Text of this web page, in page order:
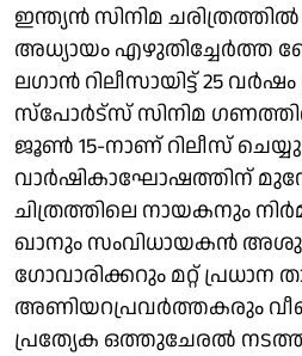
ഇന്ത്യന്‍ സിനിമ
അധ്യായം എഴുതിച്ചേര്‍ത്ത
ലഗാന്‍ റിലീസായിട്ട് 25
സ്പോര്‍ട്സ് സിനിമ
ജൂണ്‍ 15-നാണ് റിലീസ്
വാര്‍ഷികാഘോഷത്തിന്
ചിത്രത്തിലെ നായകനും
ഖാനും സംവിധായകന്‍
ഗോവാരിക്കറും മറ്റ് പ്രധാന
അണിയറപ്രവര്‍ത്തകരും
പ്രത്യേക ഒത്തുചേരല്‍